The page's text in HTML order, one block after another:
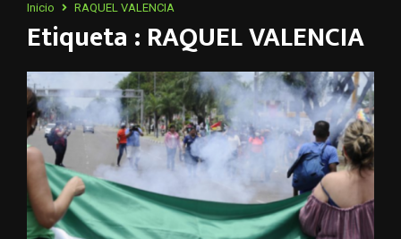
Inicio RAQUEL VALENCIA
Etiqueta : RAQUEL VALENCIA